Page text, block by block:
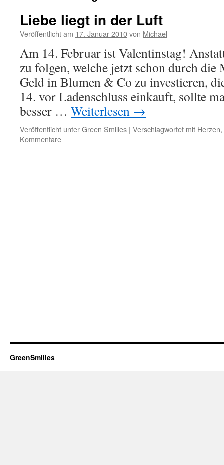
Liebe liegt in der Luft
Veröffentlicht am 17. Januar 2010von Michael
Am 14. Februar ist Valentinstag!
zu folgen, welche jetzt schon durch die
Geld in Blumen & Co zu investieren,
14. vor Ladenschluss einkauft, sollte
besser … Weiterlesen →
Veröffentlicht unterGreen Smilies | Verschlagwortet mit Herzen,
Kommentare
GreenSmilies